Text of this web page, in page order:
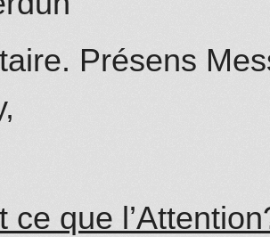
Présens
ce que